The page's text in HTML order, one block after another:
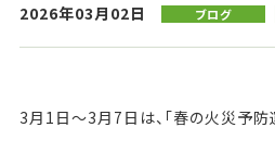
2026年03月02日 ブログ
3月1日～3月7日は、「春の火災予防